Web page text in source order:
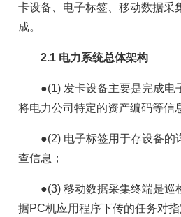
卡设备、电子标签、移动数据采
成。
2.1 电力系统总体架构
●(1) 发卡设备主要是完成电
将电力公司特定的资产编码等信
●(2) 电子标签用于存设备的
查信息；
●(3) 移动数据采集终端是巡
据PC机应用程序下传的任务对